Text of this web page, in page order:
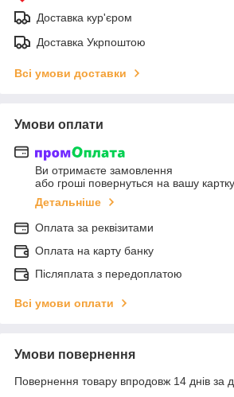
Доставка кур'єром
Доставка Укрпоштою
Всі умови доставки
Умови оплати
Ви отримаєте замовлення
або гроші повернуться на вашу картку
Детальніше
Оплата за реквізитами
Оплата на карту банку
Післяплата з передоплатою
Всі умови оплати
Умови повернення
Повернення товару впродовж 14 днів за